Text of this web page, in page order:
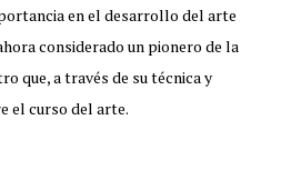
en el desarrollo del arte
considerado un pionero de la
que, a través de su técnica y
el curso del arte.